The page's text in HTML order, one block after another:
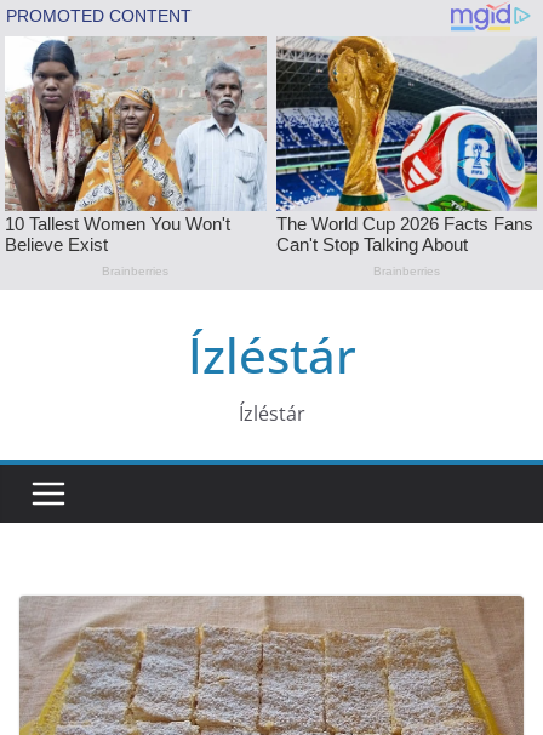
Ízléstár
Ízléstár